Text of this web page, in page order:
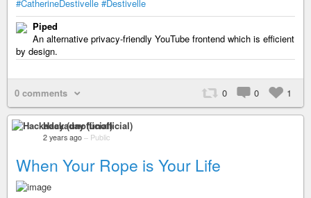
#CatherineDestivelle #Destivelle
Piped
An alternative privacy-friendly YouTube frontend which is efficient
by design.
0 comments 0 0 1
Hackaday (unofficial)
2 years ago – Public
When Your Rope is Your Life